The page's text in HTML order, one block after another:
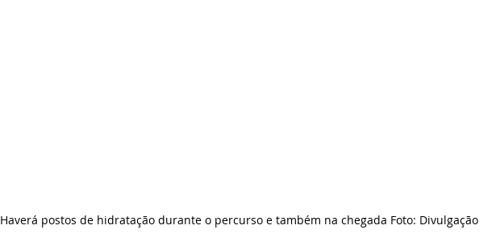
Haverá postos de hidratação durante o percurso e também na chegada Foto: Divulgação